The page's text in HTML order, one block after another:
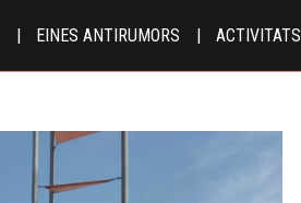
EINES ANTIRUMORS ACTIVITATS